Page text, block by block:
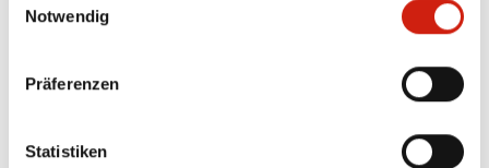
alle Cookies auswählen.
Notwendig
Präferenzen
Statistiken